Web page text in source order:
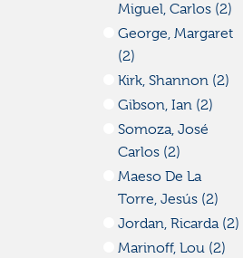
Miguel, Carlos (2)
George, Margaret
(2)
Kirk, Shannon (2)
Gibson, Ian (2)
Somoza, José
Carlos (2)
Maeso De La
Torre, Jesús (2)
Jordan, Ricarda (2)
Marinoff, Lou (2)